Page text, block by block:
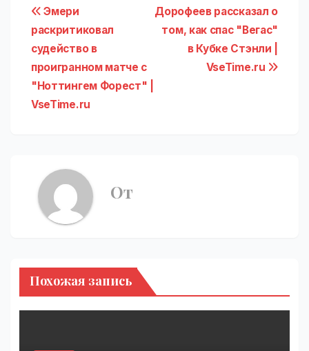
Навигация
по
записям
Дорофеев рассказал о
том, как спас "Вегас"
в Кубке Стэнли |
VseTime.ru
Эмери
раскритиковал
судейство в
проигранном матче с
"Ноттингем Форест" |
VseTime.ru
От
Похожая запись